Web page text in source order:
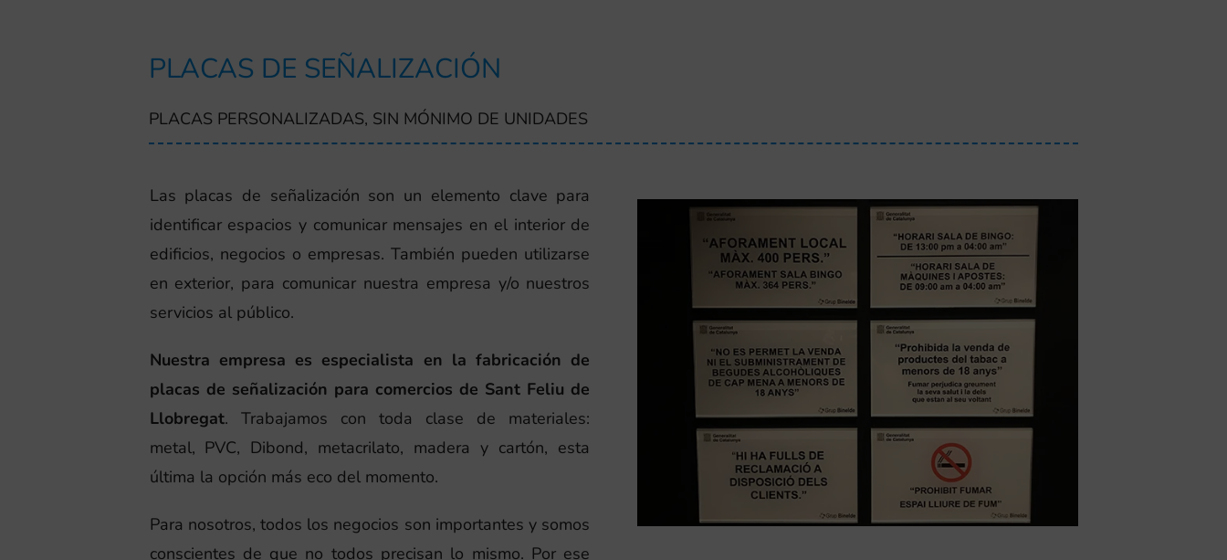
PLACAS DE SEÑALIZACIÓN
PLACAS PERSONALIZADAS, SIN MÓNIMO DE UNIDADES
Las placas de señalización son un elemento clave para
identificar espacios y comunicar mensajes en el interior de
edificios, negocios o empresas. También pueden utilizarse
en exterior, para comunicar nuestra empresa y/o nuestros
servicios al público.
Nuestra empresa es especialista en la fabricación de
placas de señalización para comercios de Sant Feliu de
Llobregat. Trabajamos con toda clase de materiales:
metal, PVC, Dibond, metacrilato, madera y cartón, esta
última la opción más eco del momento.
Para nosotros, todos los negocios son importantes y somos
conscientes de que no todos precisan lo mismo. Por ese